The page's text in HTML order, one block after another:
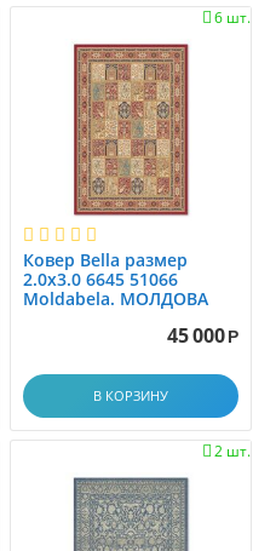
6 шт.

Ковер Bella размер
2.0x3.0 6645 51066
Moldabela. МОЛДОВА
45 000 Р
В КОРЗИНУ
2 шт.
